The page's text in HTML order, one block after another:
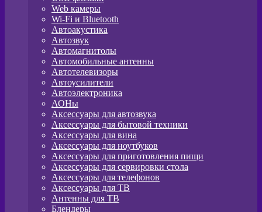
Web камеры
Wi-Fi и Bluetooth
Автоакустика
Автозвук
Автомагнитолы
Автомобильные антенны
Автотелевизоры
Автоусилители
Автоэлектроника
АОНы
Аксессуары для автозвука
Аксессуары для бытовой техники
Аксессуары для вина
Аксессуары для ноутбуков
Аксессуары для приготовления пищи
Аксессуары для сервировки стола
Аксессуары для телефонов
Аксессуары для ТВ
Антенны для ТВ
Блендеры